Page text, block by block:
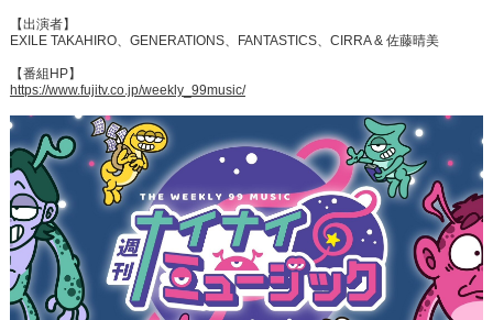
【出演者】
EXILE TAKAHIRO、GENERATIONS、FANTASTICS、CIRRA & 佐藤晴美
【番組HP】
https://www.fujitv.co.jp/weekly_99music/